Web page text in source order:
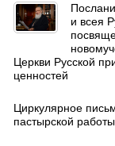
и всея
Церкви Русской
ценностей
Циркулярное
пастырской